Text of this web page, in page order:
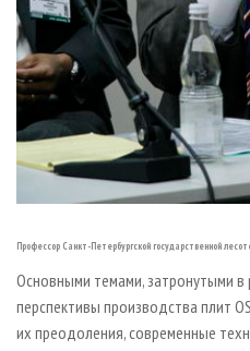
Профессор Санкт-Петербургской государственной
Основными темами, затронутыми в
перспективы производства плит
их преодоления, современные